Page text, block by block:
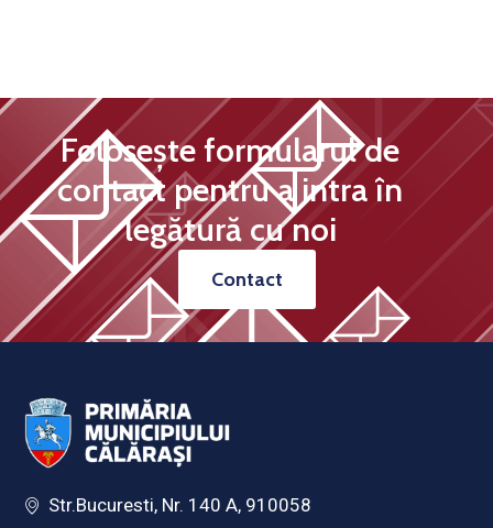
Folosește formularul de
contact pentru a intra în
legătură cu noi
Contact
Str.Bucuresti, Nr. 140 A, 910058